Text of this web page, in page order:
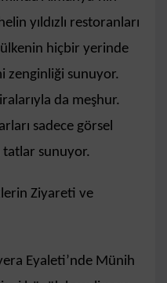
yıldızlı restoranları
hiçbir yerinde
zenginliği sunuyor.
da meşhur.
sadece görsel
tatlar sunuyor.
Ziyareti ve
Eyaleti’nde Münih